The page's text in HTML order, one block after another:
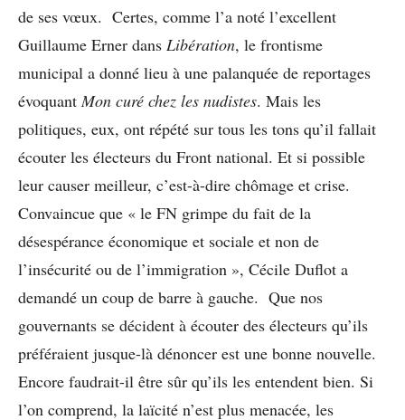
de ses vœux. Certes, comme l’a noté l’excellent
Guillaume Erner dans Libération, le frontisme
municipal a donné lieu à une palanquée de reportages
évoquant Mon curé chez les nudistes. Mais les
politiques, eux, ont répété sur tous les tons qu’il fallait
écouter les électeurs du Front national. Et si possible
leur causer meilleur, c’est-à-dire chômage et crise.
Convaincue que « le FN grimpe du fait de la
désespérance économique et sociale et non de
l’insécurité ou de l’immigration », Cécile Duflot a
demandé un coup de barre à gauche. Que nos
gouvernants se décident à écouter des électeurs qu’ils
préféraient jusque-là dénoncer est une bonne nouvelle.
Encore faudrait-il être sûr qu’ils les entendent bien. Si
l’on comprend, la laïcité n’est plus menacée, les